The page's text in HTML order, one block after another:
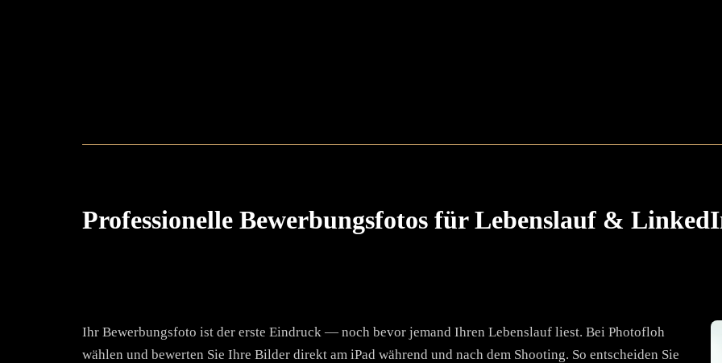
Professionelle Bewerbungsfotos für Lebenslauf &
Ihr Bewerbungsfoto ist der erste Eindruck — noch bevor jemand Ihren Lebenslauf liest. Bei Photofloh
wählen und bewerten Sie Ihre Bilder direkt am iPad während und nach dem Shooting. So entscheiden Sie